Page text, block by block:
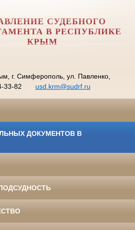
СУДЕБНОГО
В РЕСПУБЛИКЕ
КРЫМ
г. Симферополь, ул. Павленко,
33-82 usd.krm@sudrf.ru
ДОКУМЕНТОВ В